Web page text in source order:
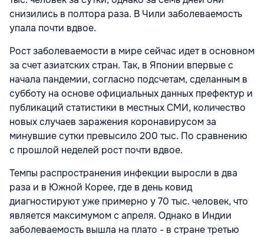
снизились в полтора раза. В Чили заболеваемость
упала почти вдвое.
Рост заболеваемости в мире сейчас идет в основном
за счет азиатских стран. Так, в Японии впервые с
начала пандемии, согласно подсчетам, сделанным в
субботу на основе официальных данных префектур и
публикаций статистики в местных СМИ, количество
новых случаев заражения коронавирусом за
минувшие сутки превысило 200 тыс. По сравнению
с прошлой неделей рост почти вдвое.
Темпы распространения инфекции выросли в два
раза и в Южной Корее, где в день ковид
диагностируют уже примерно у 70 тыс. человек, что
является максимумом с апреля. Однако в Индии
заболеваемость вышла на плато - в стране третью